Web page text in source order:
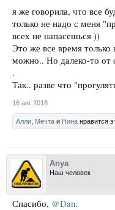
я же говорила, что все
только не надо с меня
всех не напасешься ))
Это же все время только
можно.. Но далеко-то от
.
Так.. разве что
16 авг 2018
Алли Мечта и Нина нравится
Anya
Наш человек
Спасибо, @Dan.